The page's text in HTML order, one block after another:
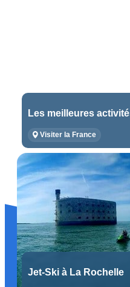
Les meilleures
Visiter la France
Jet-Ski à La Rochelle